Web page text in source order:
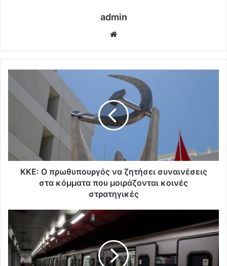
admin
ΚΚΕ: Ο πρωθυπουργός να ζητήσει συναινέσεις
στα κόμματα που μοιράζονται κοινές
στρατηγικές